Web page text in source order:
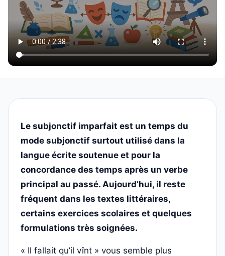
Le subjonctif imparfait est un temps du
mode subjonctif surtout utilisé dans la
langue écrite soutenue et pour la
concordance des temps après un verbe
principal au passé. Aujourd’hui, il reste
fréquent dans les textes littéraires,
certains exercices scolaires et quelques
formulations très soignées.
« Il fallait qu’il vînt » vous semble plus